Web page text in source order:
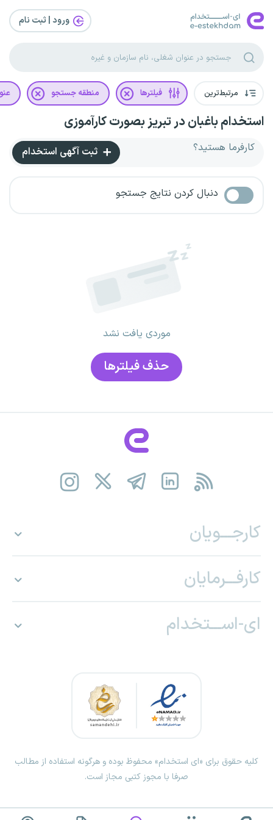
ورود | ثبت‌ نام
مرتبط‌ترین فیلترها منطقه جستجو
استخدام باغبان در تبریز بصورت کارآموزی
کارفرما هستید؟ ثبت آگهی استخدام
دنبال کردن نتایج جستجو
موردی یافت نشد
حذف فیلتر‌ها
کارجـــویان
کارفـــرمایان
ای-اســـتخدام
کلیه حقوق برای «ای استخدام» محفوظ بوده و هرگونه استفاده از مطالب
صرفا با مجوز کتبی مجاز است.